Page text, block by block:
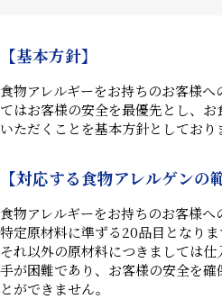
【基本方針】
食物アレルギーをお持ちのお客様
てはお客様の安全を最優先とし、
いただくことを基本方針としており
【対応する食物アレルゲンの
食物アレルギーをお持ちのお客様
特定原材料に準ずる20品目となりま
それ以外の原材料につきましては
手が困難であり、お客様の安全を
とができません。